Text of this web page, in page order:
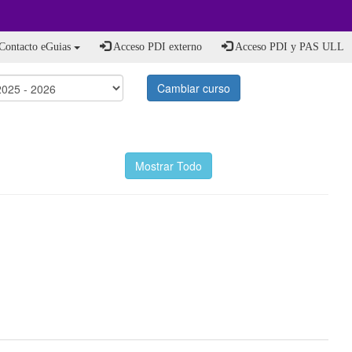
eGuias Acceso PDI externo Acceso PDI y PAS ULL
Cambiar curso
Mostrar Todo